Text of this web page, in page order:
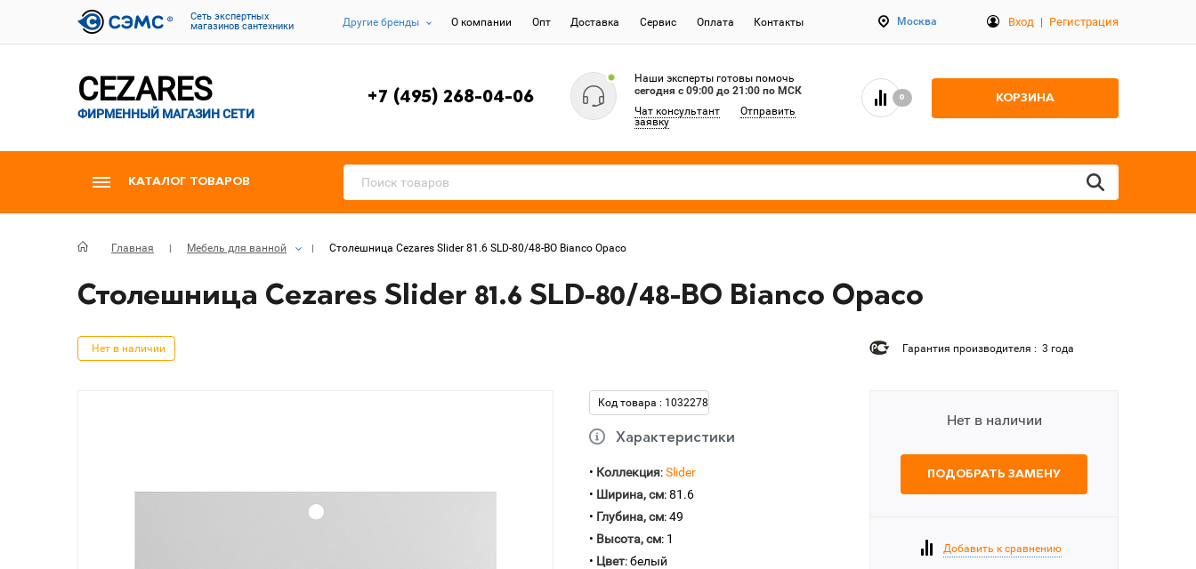
Cеть экспертных
магазинов сантехники
Другие бренды О компании Опт Доставка Сервис Оплата Контакты Москва Вход | Регистрация
CEZARES
ФИРМЕННЫЙ МАГАЗИН СЕТИ
+7 (495) 268-04-06
Наши эксперты готовы помочь
сегодня c 09:00 до 21:00 по МСК
Чат консультант
Отправить
заявку
0 КОРЗИНА
КАТАЛОГ ТОВАРОВ
Главная Мебель для ванной Столешница Cezares Slider 81.6 SLD-80/48-BO Bianco Opaco
Столешница Cezares Slider 81.6 SLD-80/48-BO Bianco Opaco
Нет в наличии Гарантия производителя : 3 года
Код товара : 1032278
Характеристики
• Коллекция:Slider
• Ширина, см: 81.6
• Глубина, см: 49
• Высота, см: 1
• Цвет: белый
Нет в наличии
ПОДОБРАТЬ ЗАМЕНУ
Добавить к сравнению